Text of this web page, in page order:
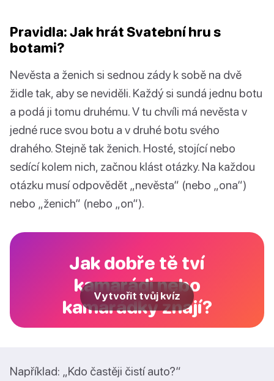
Pravidla: Jak hrát Svatební hru s
botami?
Nevěsta a ženich si sednou zády k sobě na dvě
židle tak, aby se neviděli. Každý si sundá jednu botu
a podá ji tomu druhému. V tu chvíli má nevěsta v
jedné ruce svou botu a v druhé botu svého
drahého. Stejně tak ženich. Hosté, stojící nebo
sedící kolem nich, začnou klást otázky. Na každou
otázku musí odpovědět „nevěsta“ (nebo „ona“)
nebo „ženich“ (nebo „on“).
Jak dobře tě tví
kamarádi nebo
kamarádky znají?
Vytvořit tvůj kvíz
Například: „Kdo častěji čistí auto?“